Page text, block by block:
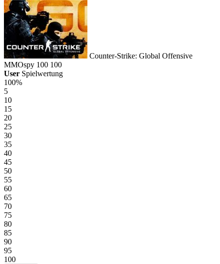
Counter-Strike: Global Offensive
MMOspy 100 100
User Spielwertung
100%
5
10
15
20
25
30
35
40
45
50
55
60
65
70
75
80
85
90
95
100